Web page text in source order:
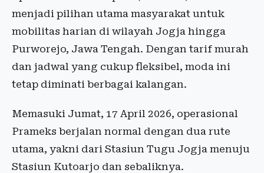
menjadi pilihan utama masyarakat untuk
mobilitas harian di wilayah Jogja hingga
Purworejo, Jawa Tengah. Dengan tarif murah
dan jadwal yang cukup fleksibel, moda ini
tetap diminati berbagai kalangan.
Memasuki Jumat, 17 April 2026, operasional
Prameks berjalan normal dengan dua rute
utama, yakni dari Stasiun Tugu Jogja menuju
Stasiun Kutoarjo dan sebaliknya.